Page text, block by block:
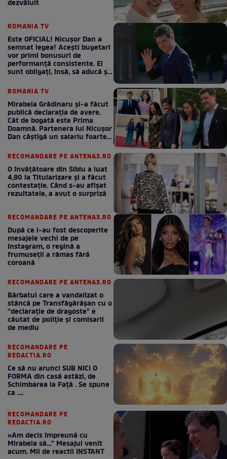
dezvăluit
ROMANIA TV
Este OFICIAL! Nicușor Dan a
semnat legea! Acești bugetari
vor primi bonusuri de
performanță consistente. Ei
sunt obligați, însă, să aducă și
ROMANIA TV
Mirabela Grădinaru și-a făcut
publică declarația de avere.
Cât de bogată este Prima
Doamnă. Partenera lui Nicușor
Dan câștigă un salariu foarte
RECOMANDARE PE ANTENA3.RO
O învățătoare din Sibiu a luat
4,90 la Titularizare și a făcut
contestație. Când s-au afișat
rezultatele, a avut o surpriză
RECOMANDARE PE ANTENA3.RO
După ce i-au fost descoperite
mesajele vechi de pe
Instagram, o regină a
frumuseții a rămas fără
coroană
RECOMANDARE PE ANTENA3.RO
Bărbatul care a vandalizat o
stâncă pe Transfăgărășan cu o
"declaraţie de dragoste" e
căutat de poliție și comisarii
de mediu
RECOMANDARE PE
REDACTIA.RO
Ce să nu arunci SUB NICI O
FORMA din casă astăzi, de
Schimbarea la Față . Se spune
ca ....
RECOMANDARE PE
REDACTIA.RO
«Am decis împreună cu
Mirabela să..." Mesajul venit
acum. Mii de reactii INSTANT